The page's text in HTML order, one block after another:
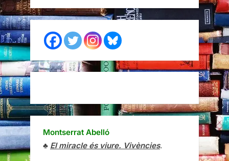
Montserrat Abelló
♣ El miracle és viure. Vivències.